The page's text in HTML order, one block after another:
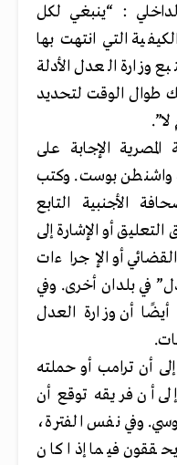
: “ينبغي لكل
التي انتهت بها
وزارة العدل الأدلة
طوال الوقت لتحديد
الإجابة على
واشنطن بوست. وكتب
الأجنبية التابع
أو الإشارة إلى
أو الإجراءات
في بلدان أخرى. وفي
أيضًا أن وزارة العدل
أن ترامب أو حملته
أن فريقه توقع أن
وفي نفس الفترة،
فيما إذا كان